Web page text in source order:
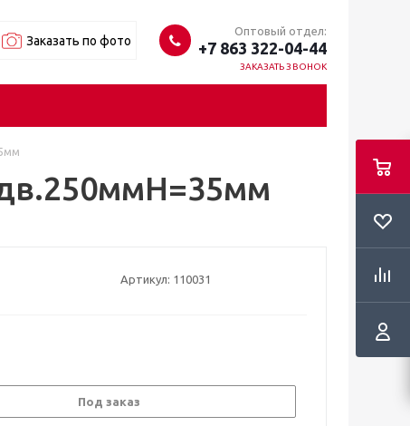
Заказать по фото
Оптовый отдел:
+7 863 322-04-44
ЗАКАЗАТЬ ЗВОНОК
Артикул: 110031
Под заказ